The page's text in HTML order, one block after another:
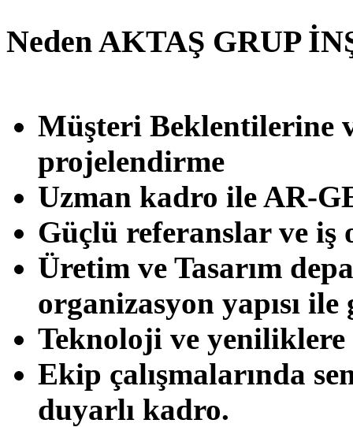
Neden AKTAŞ GRUP
Müşteri Beklentilerine
projelendirme
Uzman kadro ile AR-
Güçlü referanslar ve iş
Üretim ve Tasarım
organizasyon yapısı
Teknoloji ve yeniliklere
Ekip çalışmalarında
duyarlı kadro.